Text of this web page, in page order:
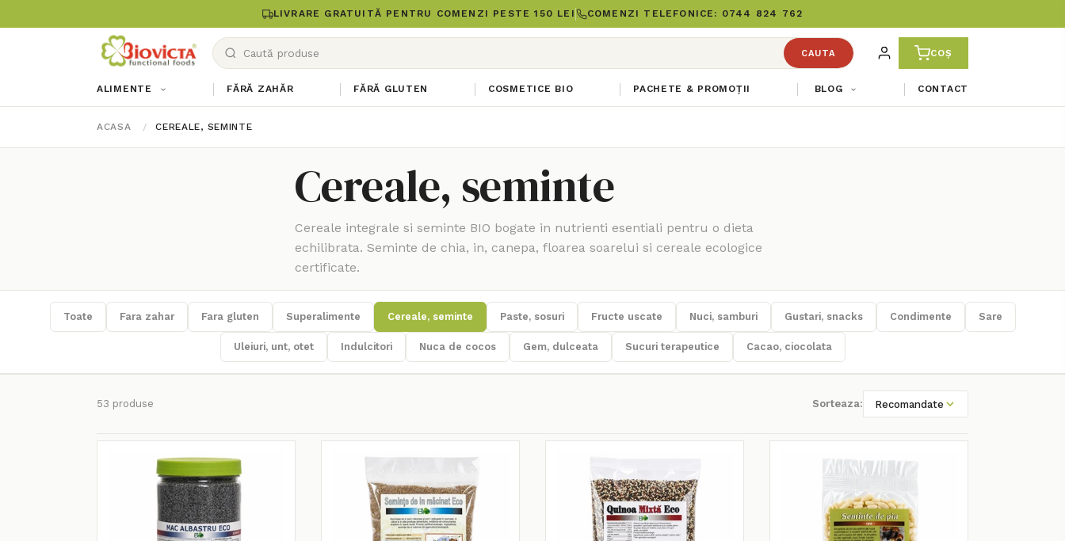
LIVRARE GRATUITĂ PENTRU COMENZI PESTE 150 LEI COMENZI TELEFONICE: 0744 824 762
CAUTA COȘ
ALIMENTE FĂRĂ ZAHĂR FĂRĂ GLUTEN COSMETICE BIO PACHETE & PROMOȚII BLOG CONTACT
ACASA CEREALE, SEMINTE
Cereale, seminte
Cereale integrale si seminte BIO bogate in nutrienti esentiali pentru o dieta
echilibrata. Seminte de chia, in, canepa, floarea soarelui si cereale ecologice
certificate.
Toate Fara zahar Fara gluten Superalimente Cereale, seminte Paste, sosuri Fructe uscate Nuci, samburi Gustari, snacks Condimente Sare
Uleiuri, unt, otet Indulcitori Nuca de cocos Gem, dulceata Sucuri terapeutice Cacao, ciocolata
53 produse Sorteaza: Recomandate